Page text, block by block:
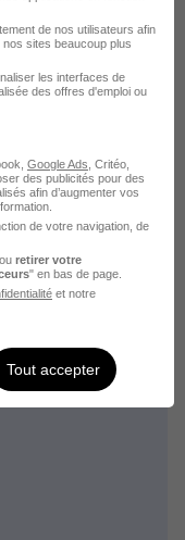
de nos utilisateurs afin
sites beaucoup plus
les interfaces de
des offres d'emploi ou
Google Ads , Critéo,
des publicités pour des
afin d’augmenter vos
de votre navigation, de
ou retirer votre
" en bas de page.
et notre
Tout accepter